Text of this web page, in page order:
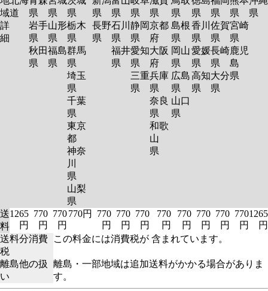
域
詳
細
道 県
岩手
県
秋田
県
県
山形
県
福島
県
県
栃木
県
群馬
県
埼玉
県
千葉
県
東京
都
神奈
川
県
山梨
県
県
長野
県
県
石川
県
福井
県
県
静岡
県
愛知
県
三重
県
県
京都
府
大阪
府
兵庫
県
奈良
県
和歌
山
県
県
島根
県
岡山
県
広島
県
山口
県
県
香川
県
愛媛
県
高知
県
県
佐賀
県
長崎
県
大分
県
県
宮崎
県
鹿児
島
県
県
送
料
1265
円
770
円
770
円
770円
770
円
770
円
770
円
770
円
770
円
770
円
770
円
770
円
1265
円
送料分消費
税
この料金には消費税が 含まれています。
離島他の扱
い
離島・一部地域は追加送料がかかる場合がありま
す。